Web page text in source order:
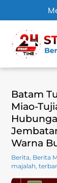
content
Batam
Miao-
Warna
Berita, Berita
majalah,